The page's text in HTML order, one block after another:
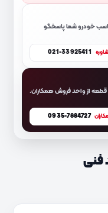
خودرو شما پاسخگو
021-33925411
از واحد فروش همکاران.
0935-7884727
فنی